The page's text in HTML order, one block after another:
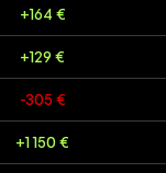
+164 €
+129 €
-305 €
+1 150 €